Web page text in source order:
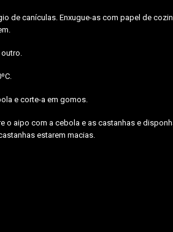
de canículas. Enxugue-as com papel de
e corte-a em gomos.
o aipo com a cebola e as castanhas e
estarem macias.